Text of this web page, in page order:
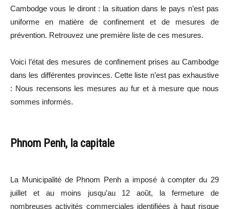
Cambodge vous le diront : la situation dans le pays n’est pas
uniforme en matière de confinement et de mesures de
prévention. Retrouvez une première liste de ces mesures.
Voici l’état des mesures de confinement prises au Cambodge
dans les différentes provinces. Cette liste n’est pas exhaustive
: Nous recensons les mesures au fur et à mesure que nous
sommes informés.
Phnom Penh, la capitale
La Municipalité de Phnom Penh a imposé à compter du 29
juillet et au moins jusqu’au 12 août, la fermeture de
nombreuses activités commerciales identifiées à haut risque